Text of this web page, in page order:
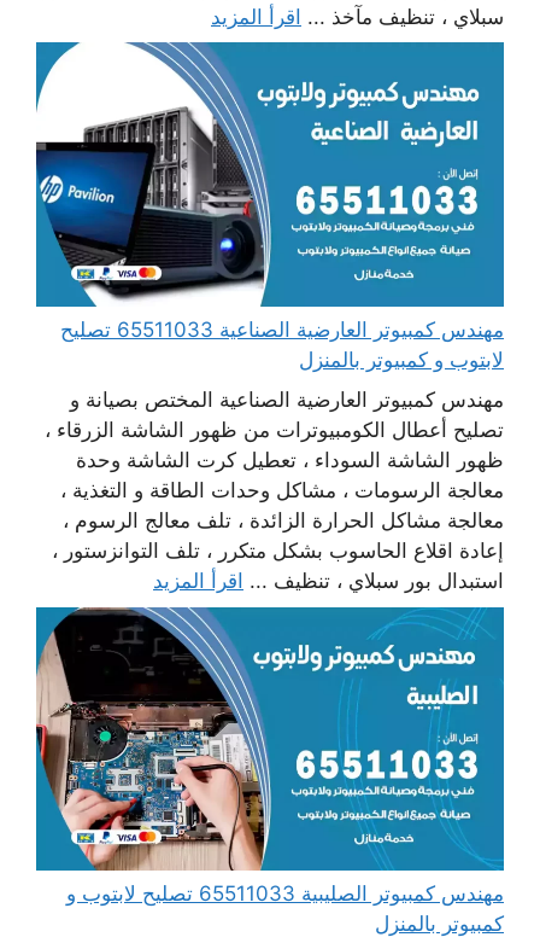
سبلاي ، تنظيف مآخذ ... اقرأ المزيد
مهندس كمبيوتر العارضية الصناعية 65511033 تصليح
لابتوب و كمبيوتر بالمنزل
مهندس كمبيوتر العارضية الصناعية المختص بصيانة و
تصليح أعطال الكومبيوترات من ظهور الشاشة الزرقاء ،
ظهور الشاشة السوداء ، تعطيل كرت الشاشة وحدة
معالجة الرسومات ، مشاكل وحدات الطاقة و التغذية ،
معالجة مشاكل الحرارة الزائدة ، تلف معالج الرسوم ،
إعادة اقلاع الحاسوب بشكل متكرر ، تلف التوانزستور ،
استبدال بور سبلاي ، تنظيف ... اقرأ المزيد
مهندس كمبيوتر الصليبية 65511033 تصليح لابتوب و
كمبيوتر بالمنزل